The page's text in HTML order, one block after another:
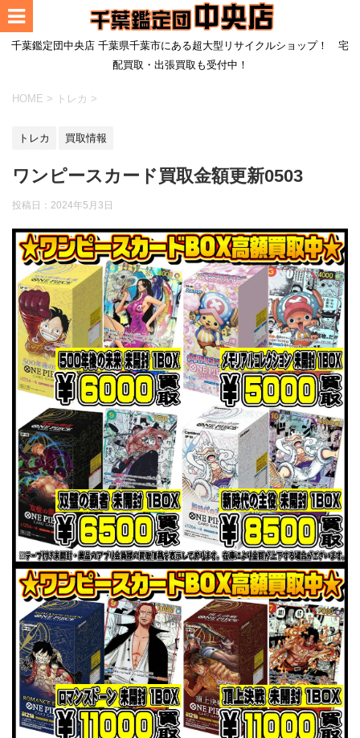
千葉鑑定団中央店 千葉県千葉市にある超大型リサイクルショップ！ 宅
配買取・出張買取も受付中！
HOME > トレカ >
トレカ 買取情報
ワンピースカード買取金額更新0503
投稿日： 2024年5月3日